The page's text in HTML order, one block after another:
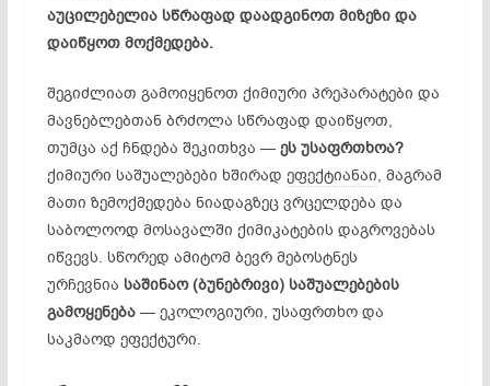
აუცილებელია სწრაფად დაადგინოთ მიზეზი და
დაიწყოთ მოქმედება.
შეგიძლიათ გამოიყენოთ ქიმიური პრეპარატები და
მავნებლებთან ბრძოლა სწრაფად დაიწყოთ,
თუმცა აქ ჩნდება შეკითხვა — ეს უსაფრთხოა?
ქიმიური საშუალებები ხშირად ეფექტიანაი, მაგრამ
მათი ზემოქმედება ნიადაგზეც ვრცელდება და
საბოლოოდ მოსავალში ქიმიკატების დაგროვებას
იწვევს. სწორედ ამიტომ ბევრ მებოსტნეს
ურჩევნია საშინაო (ბუნებრივი) საშუალებების
გამოყენება— ეკოლოგიური, უსაფრთხო და
საკმაოდ ეფექტური.